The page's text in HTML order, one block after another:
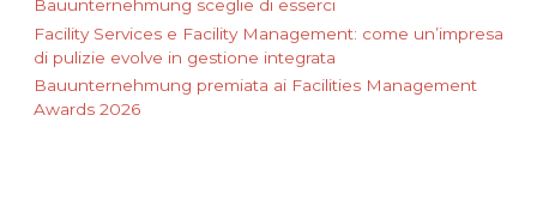
Bauunternehmung sceglie di esserci
Facility Services e Facility Management: come un’impresa
di pulizie evolve in gestione integrata
Bauunternehmung premiata ai Facilities Management
Awards 2026